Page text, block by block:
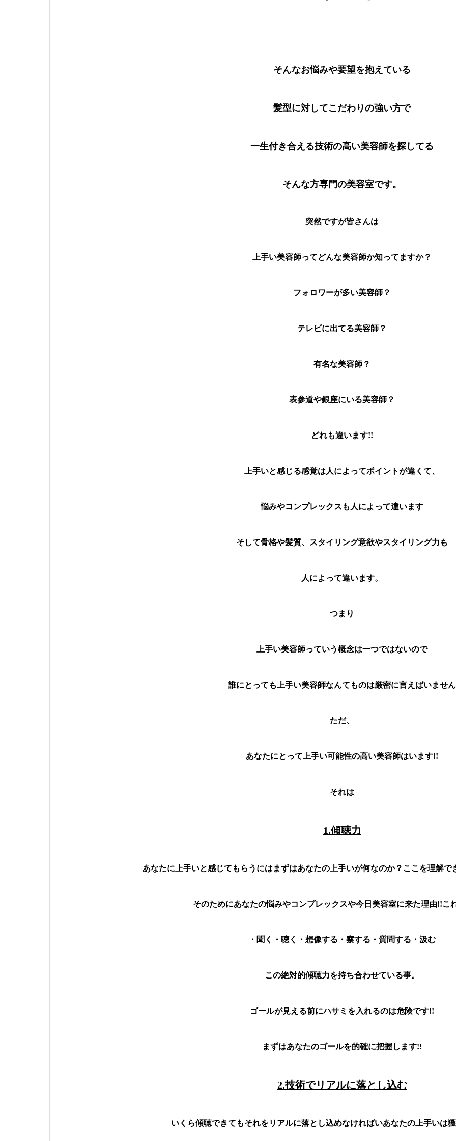
そんなお悩みや要望を抱えている
髪型に対してこだわりの強い方で
一生付き合える技術の高い美容師を探してる
そんな方専門の美容室です。
突然ですが皆さんは
上手い美容師ってどんな美容師か知ってますか？
フォロワーが多い美容師？
テレビに出てる美容師？
有名な美容師？
表参道や銀座にいる美容師？
どれも違います!!
上手いと感じる感覚は人によってポイントが違くて、
悩みやコンプレックスも人によって違います
そして骨格や髪質、スタイリング意欲やスタイリング力も
人によって違います。
つまり
上手い美容師っていう概念は一つではないので
誰にとっても上手い美容師なんてものは厳密に言えばいません
ただ、
あなたにとって上手い可能性の高い美容師はいます!!
それは
1.傾聴力
あなたに上手いと感じてもらうにはまずはあなたの上手いが何なのか？ここを理解で
そのためにあなたの悩みやコンプレックスや今日美容室に来た理由!!こ
・聞く・聴く・想像する・察する・質問する・汲む
この絶対的傾聴力を持ち合わせている事。
ゴールが見える前にハサミを入れるのは危険です!!
まずはあなたのゴールを的確に把握します!!
2.技術でリアルに落とし込む
いくら傾聴できてもそれをリアルに落とし込めなければいあなたの上手いは